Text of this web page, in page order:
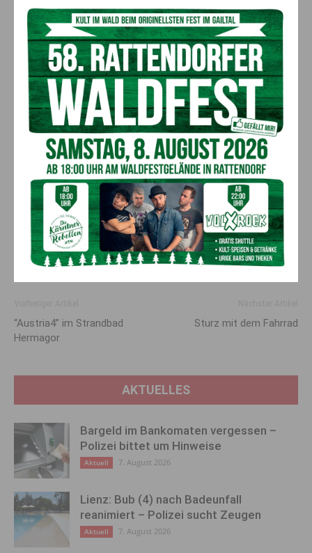
anderen Erkrankungen bei seinem Arzt krank. Das Ergebnis
des positiven Coronatests wird weiterhin an die Behörden
geliefert, da Corona eine meldepflichtige Erkrankung ist. Wer
symptomlos ist, kann sein Haus, seine Wohnung aber mit
Maske verlassen; zu bestimmten Einrichtungen wie
Krankenhäuser oder Pflegeheimen (Besuch!) gilt ein
Zutrittsverbot. „Ich weise noch einmal darauf hin, zu
Symptomen zählt das landläufige Kopfweh ebenso wie eine
Abgeschlagenheit“, so Prettner.
Ähnliche Symptome treten auch bei den Affenpocken auf;
Kärnten hat ja seit dem Wochenende den ersten bestätigten
Affenpocken-Fall. „Der junge Mann ist abgesondert, bleibt es
auch bis zum Abheilen der Hautirritationen mit einer
schlussendlichen dermatologischen Abklärung. Es wurden 2
Kontaktpersonen identifizert, alle behördlichen Maßnahmen
sind angelaufen“, informiert Prettner.
“Austria4” im Strandbad
Hermagor
Sturz mit dem Fahrrad
AKTUELLES
Bargeld im Bankomaten vergessen –
Polizei bittet um Hinweise
Aktuell 7. August 2026
Lienz: Bub (4) nach Badeunfall
reanimiert – Polizei sucht Zeugen
Aktuell 7. August 2026